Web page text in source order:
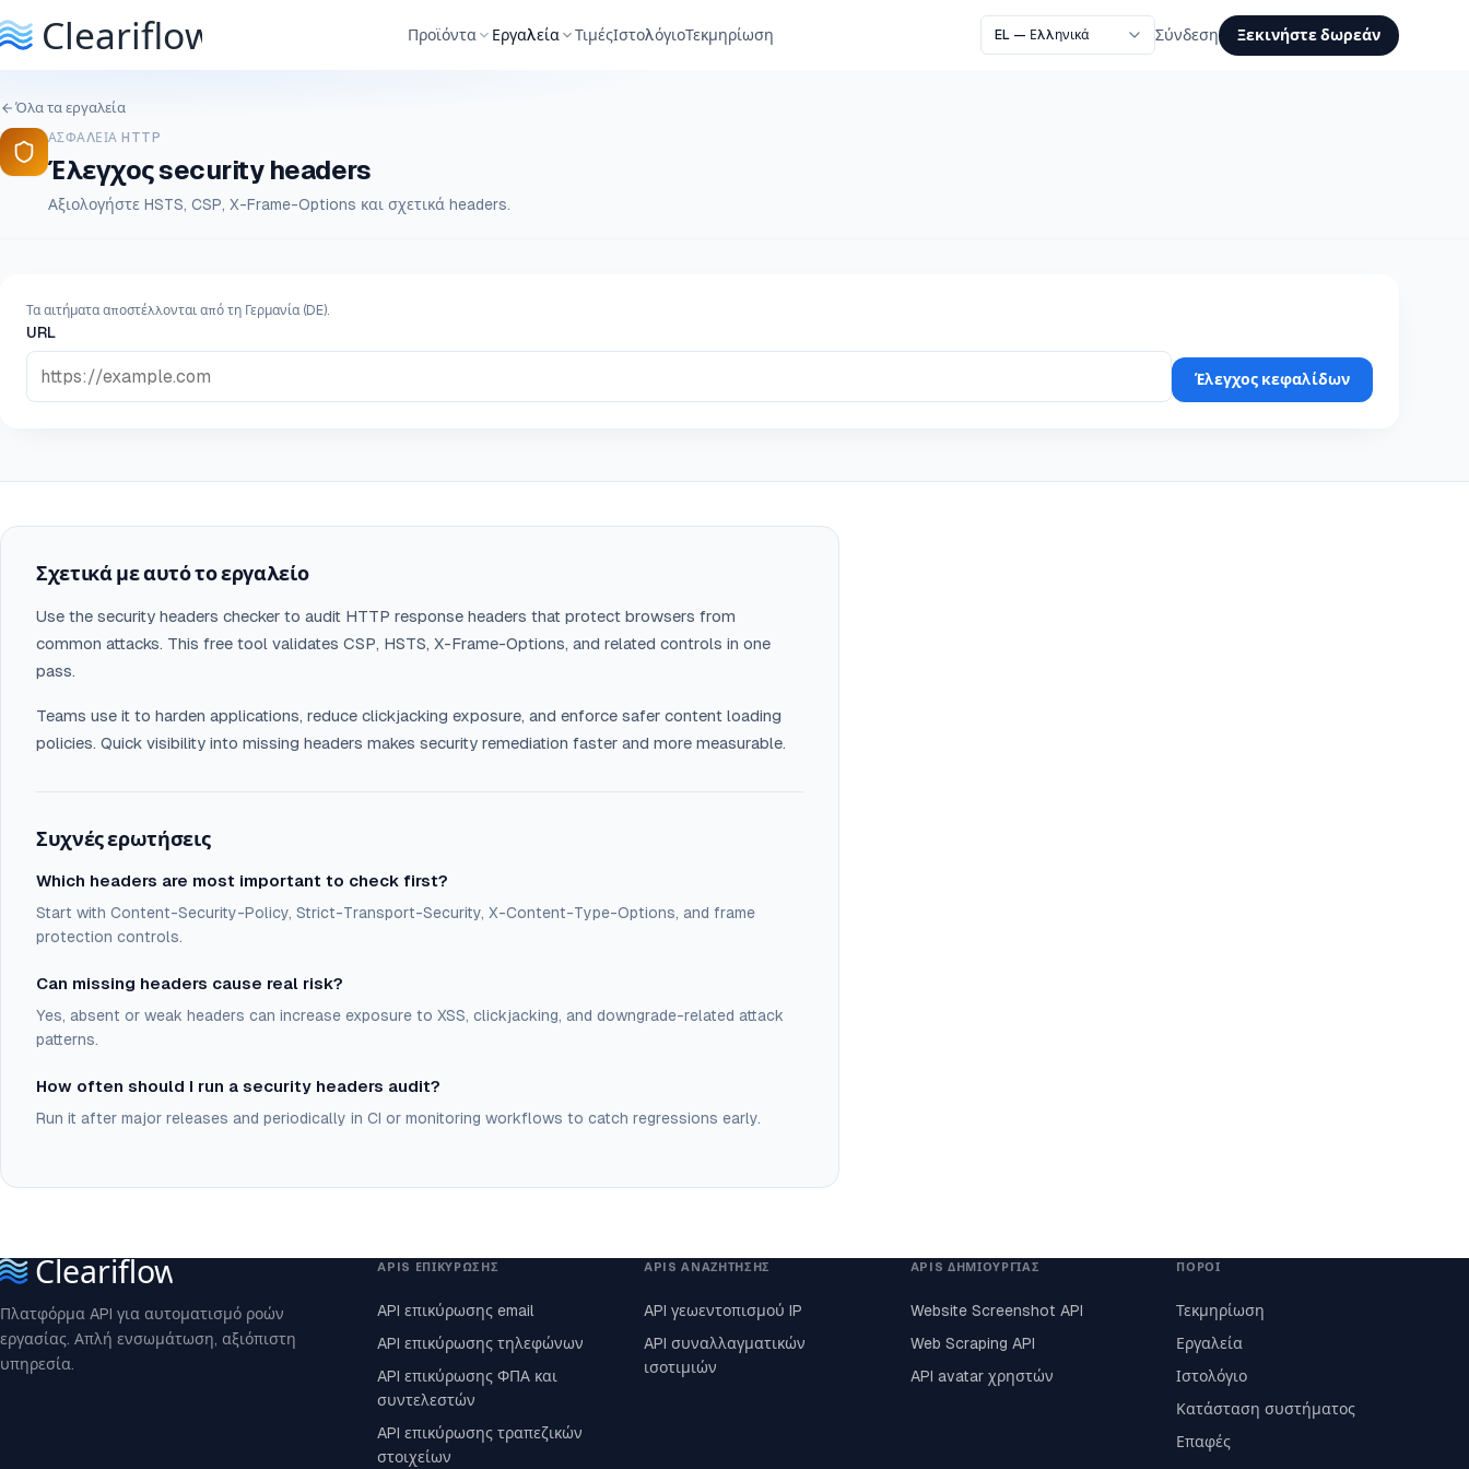
Προϊόντα Εργαλεία ΤιμέςΙστολόγιοΤεκμηρίωση Σύνδεση Ξεκινήστε δωρεάν
Όλα τα εργαλεία
ΑΣΦΆΛΕΙΑ HTTP
Έλεγχος security headers
Αξιολογήστε HSTS, CSP, X-Frame-Options και σχετικά headers.
Τα αιτήματα αποστέλλονται από τη Γερμανία (DE).
URL
Έλεγχος κεφαλίδων
Σχετικά με αυτό το εργαλείο
Use the security headers checker to audit HTTP response headers that protect browsers from
common attacks. This free tool validates CSP, HSTS, X-Frame-Options, and related controls in one
pass.
Teams use it to harden applications, reduce clickjacking exposure, and enforce safer content loading
policies. Quick visibility into missing headers makes security remediation faster and more measurable.
Συχνές ερωτήσεις
Which headers are most important to check first?
Start with Content-Security-Policy, Strict-Transport-Security, X-Content-Type-Options, and frame
protection controls.
Can missing headers cause real risk?
Yes, absent or weak headers can increase exposure to XSS, clickjacking, and downgrade-related attack
patterns.
How often should I run a security headers audit?
Run it after major releases and periodically in CI or monitoring workflows to catch regressions early.
Πλατφόρμα API για αυτοματισμό ροών
εργασίας. Απλή ενσωμάτωση, αξιόπιστη
υπηρεσία.
APIS ΕΠΙΚΎΡΩΣΗΣ
API επικύρωσης email
API επικύρωσης τηλεφώνων
API επικύρωσης ΦΠΑ και
συντελεστών
API επικύρωσης τραπεζικών
στοιχείων
APIS ΑΝΑΖΉΤΗΣΗΣ
API γεωεντοπισμού IP
API συναλλαγματικών
ισοτιμιών
APIS ΔΗΜΙΟΥΡΓΊΑΣ
Website Screenshot API
Web Scraping API
API avatar χρηστών
ΠΌΡΟΙ
Τεκμηρίωση
Εργαλεία
Ιστολόγιο
Κατάσταση συστήματος
Επαφές